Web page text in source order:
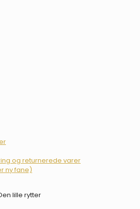
og returnerede varer
ny fane)
lille rytter